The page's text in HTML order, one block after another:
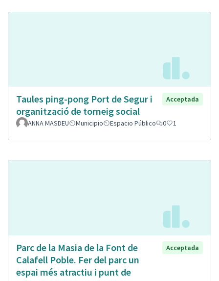
Taules ping-pong Port de Segur i
organització de torneig social
Acceptada
ANNA MASDEU Municipio Espacio Público 0 1
Parc de la Masia de la Font de
Calafell Poble. Fer del parc un
espai més atractiu i punt de
Acceptada